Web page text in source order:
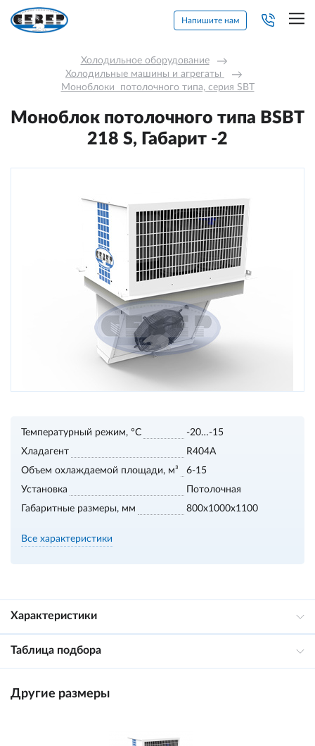
Напишите нам
Холодильное оборудование →
Холодильные машины и агрегаты →
Моноблоки  потолочного типа, серия SBT
Моноблок потолочного типа BSBT
218 S, Габарит -2
Температурный режим, °С
-20…-15
Хладагент
R404A
Объем охлаждаемой площади, м³
6-15
Установка
Потолочная
Габаритные размеры, мм
800х1000х1100
Все характеристики
Характеристики
Таблица подбора
Другие размеры